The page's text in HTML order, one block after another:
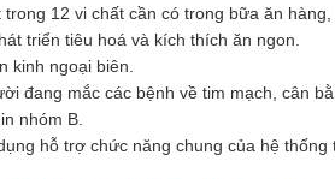
12 vi chất cần có trong bữa ăn
triển tiêu hoá và kích thích ăn ngon.
kinh ngoại biên.
đang mắc các bệnh về tim mạch, cân
nhóm B.
hỗ trợ chức năng chung của hệ thống